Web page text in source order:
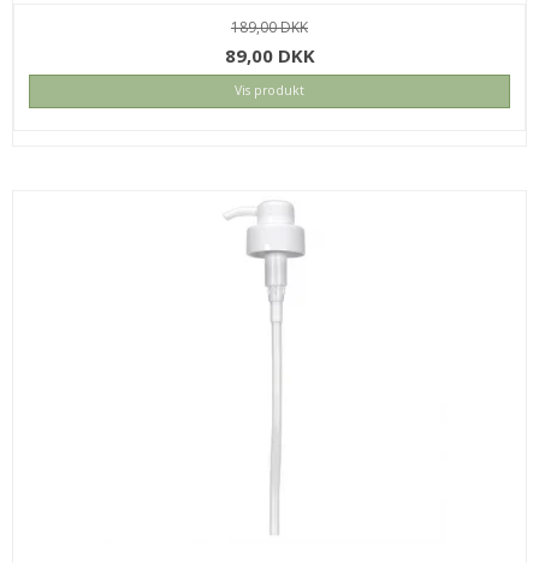
189,00 DKK
89,00 DKK
Vis produkt